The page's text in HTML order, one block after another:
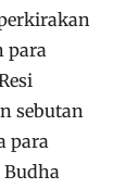
para
sebutan
para